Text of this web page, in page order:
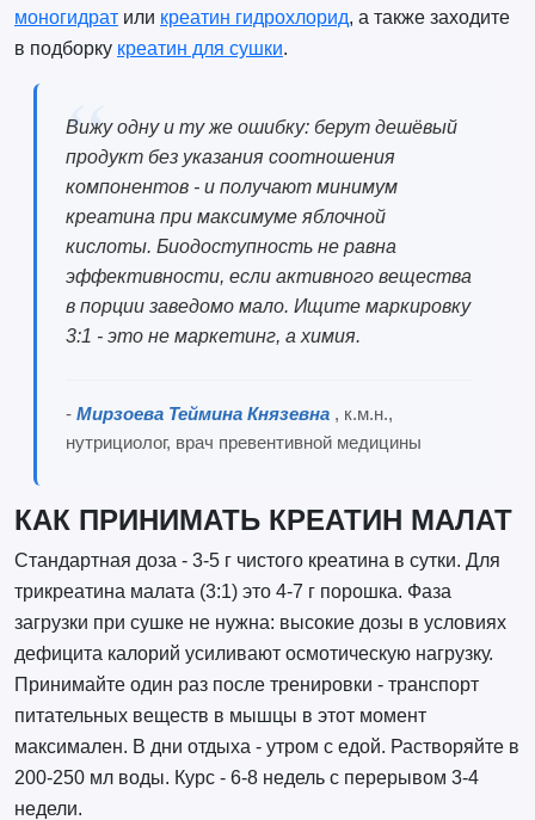
моногидратили креатин гидрохлорид, а также заходите
в подборку креатин для сушки.
Вижу одну и ту же ошибку: берут дешёвый
продукт без указания соотношения
компонентов - и получают минимум
креатина при максимуме яблочной
кислоты. Биодоступность не равна
эффективности, если активного вещества
в порции заведомо мало. Ищите маркировку
3:1 - это не маркетинг, а химия.
- Мирзоева Теймина Князевна , к.м.н.,
нутрициолог, врач превентивной медицины
КАК ПРИНИМАТЬ КРЕАТИН МАЛАТ
Стандартная доза - 3-5 г чистого креатина в сутки. Для
трикреатина малата (3:1) это 4-7 г порошка. Фаза
загрузки при сушке не нужна: высокие дозы в условиях
дефицита калорий усиливают осмотическую нагрузку.
Принимайте один раз после тренировки - транспорт
питательных веществ в мышцы в этот момент
максимален. В дни отдыха - утром с едой. Растворяйте в
200-250 мл воды. Курс - 6-8 недель с перерывом 3-4
недели.